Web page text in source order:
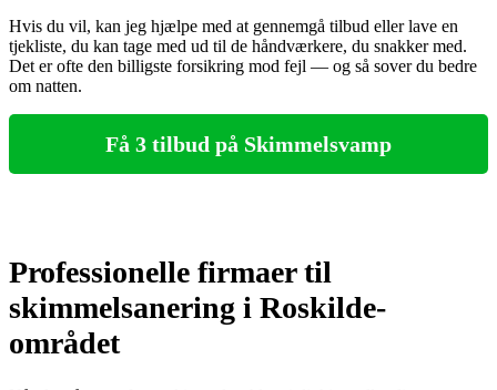
Hvis du vil, kan jeg hjælpe med at gennemgå tilbud eller lave en
tjekliste, du kan tage med ud til de håndværkere, du snakker med.
Det er ofte den billigste forsikring mod fejl — og så sover du bedre
om natten.
Få 3 tilbud på Skimmelsvamp
Professionelle firmaer til
skimmelsanering i Roskilde-
området